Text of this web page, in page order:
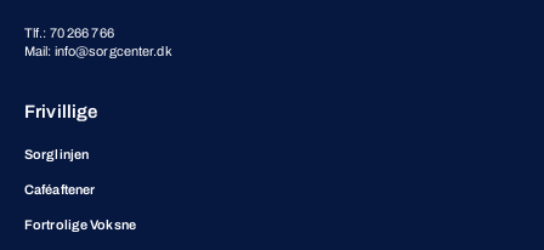
Tlf.: 70 266 766
Mail: info@sorgcenter.dk
Frivillige
Sorglinjen
Caféaftener
Fortrolige Voksne